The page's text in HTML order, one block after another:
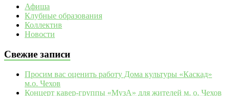
Афиша
Клубные образования
Коллектив
Новости
Свежие записи
Просим вас оценить работу Дома культуры «Каскад»
м.о. Чехов
Концерт кавер-группы «МузА» для жителей м. о. Чехов